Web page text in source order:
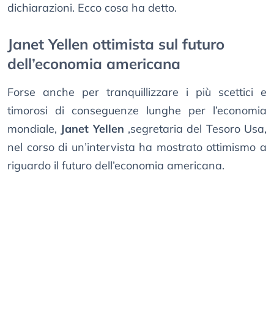
dichiarazioni. Ecco cosa ha detto.
Janet Yellen ottimista sul futuro
dell’economia americana
Forse anche per tranquillizzare i più scettici e
timorosi di conseguenze lunghe per l’economia
mondiale, Janet Yellen ,segretaria del Tesoro Usa,
nel corso di un’intervista ha mostrato ottimismo a
riguardo il futuro dell’economia americana.